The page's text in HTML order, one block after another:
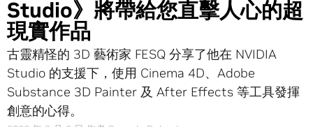
Studio》將帶給您直擊人心的超
現實作品
古靈精怪的 3D 藝術家 FESQ 分享了他在 NVIDIA
Studio 的支援下，使用 Cinema 4D、Adobe
Substance 3D Painter 及 After Effects 等工具發揮
創意的心得。